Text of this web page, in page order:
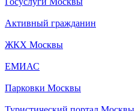
Активный гражданин
ЖКХ Москвы
ЕМИАС
Парковки Москвы